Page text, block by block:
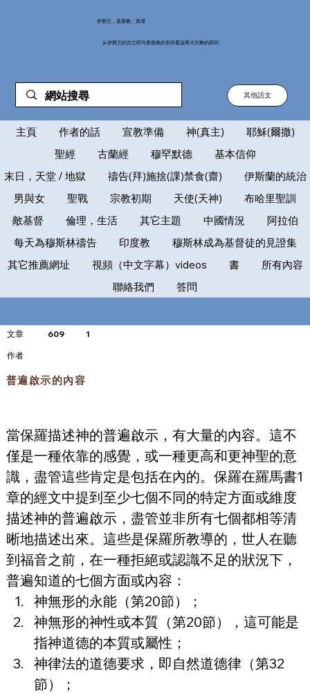
伊斯兰，基督教，真理
从伊斯兰的古兰经与基督教的圣经看这两大宗教的异同
其他語文
主頁 作者的話 宣教準備 神(真主)
耶穌(爾撒)
聖經
古蘭經 穆罕默德
基本信仰
末日，天堂 / 地獄
禱告(拜)施捨(課)禁食(齋)
伊斯蘭的統治
男與女
聖戰 宗教初期 天使(天神)
布哈里聖訓
敵基督
倫理，生活 其它主題 中國情況
阿拉伯
每天為穆斯林禱告
印度教
穆斯林成為基督徒的見證集
其它推薦網址
視頻（中文字幕）videos 書
所有內容
聯絡我們
答問
文章 609 1
​作者
普遍啟示的內容
當保羅描述神的普遍啟示，有大量的內容。這不
僅是一種依靠的感覺，或一種更高和更神聖的意
識，盡管這些肯定是包括在內的。保羅在羅馬書1
章的經文中提到至少七個不同的特定方面或維度
描述神的普遍啟示，盡管並非所有七個都相等清
晰地描述出來。這些是保羅所教導的，世人在聽
到福音之前，在一種拒絕或認識不足的狀況下，
普遍知道的七個方面或內容：
神無形的永能（第20節）；
神無形的神性或本質（第20節），這可能是
指神道德的本質或屬性；
神律法的道德要求，即自然道德律（第32
節）；